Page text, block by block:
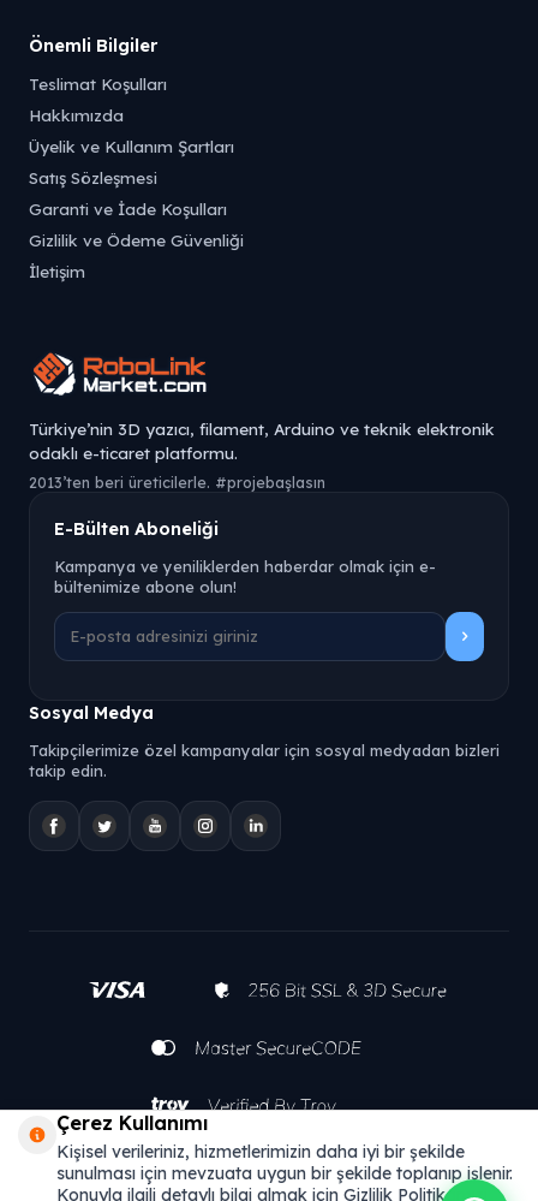
Önemli Bilgiler
Teslimat Koşulları
Hakkımızda
Üyelik ve Kullanım Şartları
Satış Sözleşmesi
Garanti ve İade Koşulları
Gizlilik ve Ödeme Güvenliği
İletişim
Türkiye’nin 3D yazıcı, filament, Arduino ve teknik elektronik
odaklı e-ticaret platformu.
2013’ten beri üreticilerle. #projebaşlasın
E-Bülten Aboneliği
Kampanya ve yeniliklerden haberdar olmak için e-
bültenimize abone olun!
Sosyal Medya
Takipçilerimize özel kampanyalar için sosyal medyadan bizleri
takip edin.
Çerez Kullanımı
Kişisel verileriniz, hizmetlerimizin daha iyi bir şekilde
sunulması için mevzuata uygun bir şekilde toplanıp işlenir.
Konuyla ilgili detaylı bilgi almak için Gizlilik Politikamızı